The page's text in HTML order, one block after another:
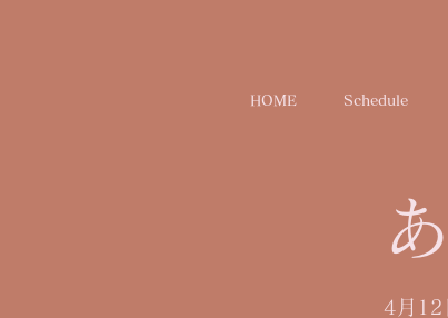
HOME Schedule
4月12